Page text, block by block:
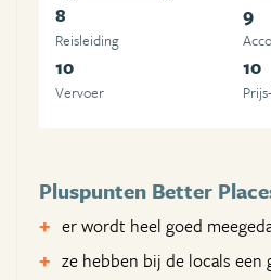
8
Reisleiding
9
10
Vervoer
10
Pluspunten Better
er wordt heel goed
ze hebben bij de locals een